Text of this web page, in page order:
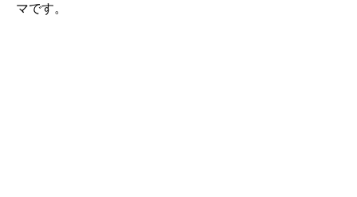
マです。